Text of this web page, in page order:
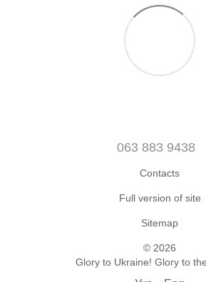
063 883 9438
Contacts
Full version of site
Sitemap
© 2026
Glory to Ukraine! Glory to